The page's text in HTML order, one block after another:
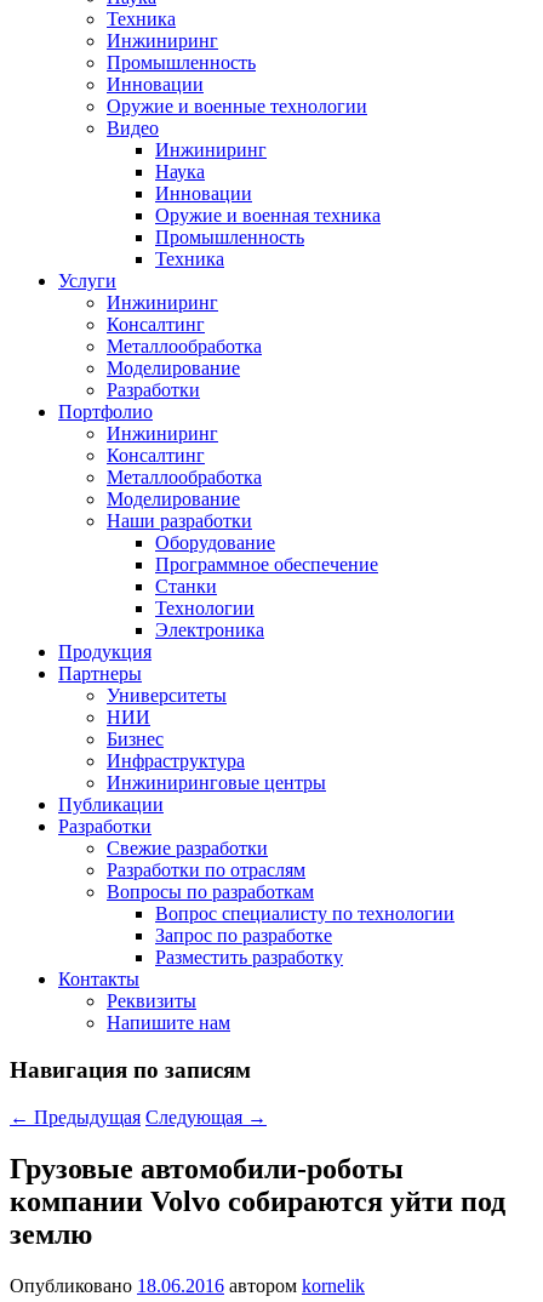
Техника
Инжиниринг
Промышленность
Инновации
Оружие и военные технологии
Видео
Инжиниринг
Наука
Инновации
Оружие и военная техника
Промышленность
Техника
Услуги
Инжиниринг
Консалтинг
Металлообработка
Моделирование
Разработки
Портфолио
Инжиниринг
Консалтинг
Металлообработка
Моделирование
Наши разработки
Оборудование
Программное обеспечение
Станки
Технологии
Электроника
Продукция
Партнеры
Университеты
НИИ
Бизнес
Инфраструктура
Инжиниринговые центры
Публикации
Разработки
Свежие разработки
Разработки по отраслям
Вопросы по разработкам
Вопрос специалисту по технологии
Запрос по разработке
Разместить разработку
Контакты
Реквизиты
Напишите нам
Навигация по записям
← Предыдущая Следующая →
Грузовые автомобили-роботы
компании Volvo собираются уйти под
землю
Опубликовано 18.06.2016 автором kornelik